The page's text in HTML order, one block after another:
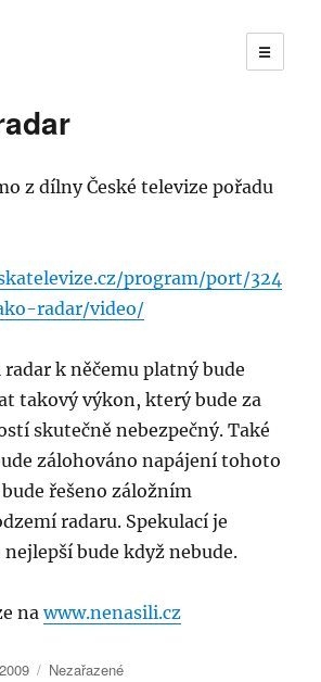
☰
z dílny České televize pořadu
program/port/324
radar/video/
k něčemu platný bude
takový výkon, který bude za
skutečně nebezpečný. Také
zálohováno napájení tohoto
řešeno záložním
radaru. Spekulací je
bude když nebude.
nawww.nenasili.cz
Rubriky:
Nezařazené